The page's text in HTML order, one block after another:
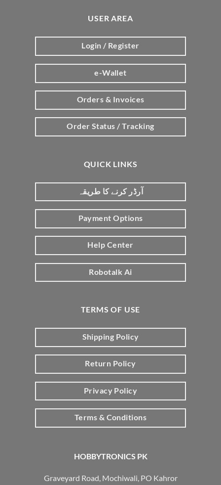
HOBBYTRONICS PK
Graveyard Road, Mochiwali, PO Kahror
USER AREA
Login / Register
e-Wallet
Orders & Invoices
Order Status / Tracking
QUICK LINKS
آرڈر کرنے کا طریقہ
Payment Options
Help Center
Robotalk Ai
TERMS OF USE
Shipping Policy
Return Policy
Privacy Policy
Terms & Conditions